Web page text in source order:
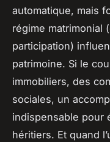
automatique, mais
régime matrimonial
participation)
patrimoine. Si le
immobiliers, des
sociales, un
indispensable pour
héritiers. Et quand